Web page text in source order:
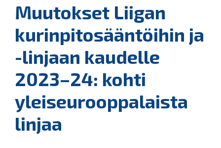
Muutokset Liigan
kurinpitosääntöihin ja
-linjaan kaudelle
2023–24: kohti
yleiseurooppalaista
linjaa